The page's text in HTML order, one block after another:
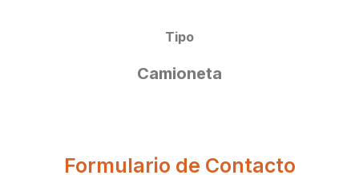
Tipo
Camioneta
Formulario de Contacto